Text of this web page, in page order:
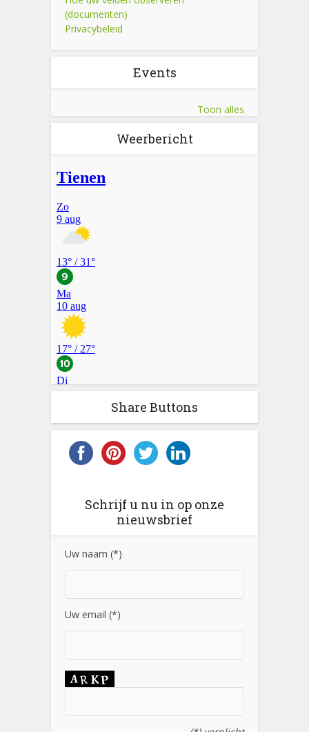
(documenten)
Privacybeleid
Events
Toon alles
Weerbericht
Share Buttons
Schrijf u nu in op onze
nieuwsbrief
Uw naam (*)
Uw email (*)